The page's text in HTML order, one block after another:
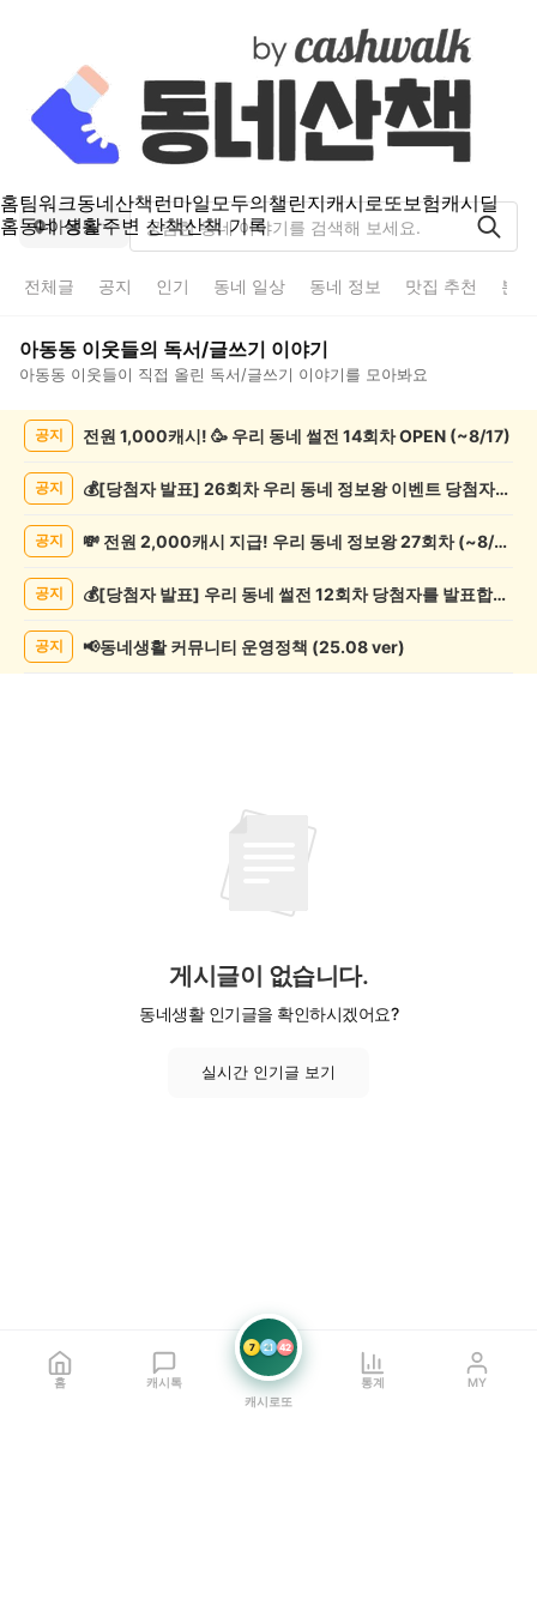
홈팀워크동네산책런마일모두의챌린지캐시로또보험캐시딜
홈동네 생활주변 산책산책 기록
아동동
전체글 공지 인기 동네 일상 동네 정보 맛집 추천 분
아동동 이웃들의 독서/글쓰기 이야기
아동동 이웃들이 직접 올린 독서/글쓰기 이야기를 모아봐요
목
공지 전원 1,000캐시! 🥳 우리 동네 썰전 14회차 OPEN (~8/17)
공지 💰[당첨자 발표] 26회차 우리 동네 정보왕 이벤트 당첨자를 발표합니다!
공지 💸 전원 2,000캐시 지급! 우리 동네 정보왕 27회차 (~8/10)
공지 💰[당첨자 발표] 우리 동네 썰전 12회차 당첨자를 발표합니다!
공지 📢동네생활 커뮤니티 운영정책 (25.08 ver)
게시글이 없습니다.
동네생활 인기글을 확인하시겠어요?
실시간 인기글 보기
홈 캐시톡
7 21 42
캐시로또
통계 MY